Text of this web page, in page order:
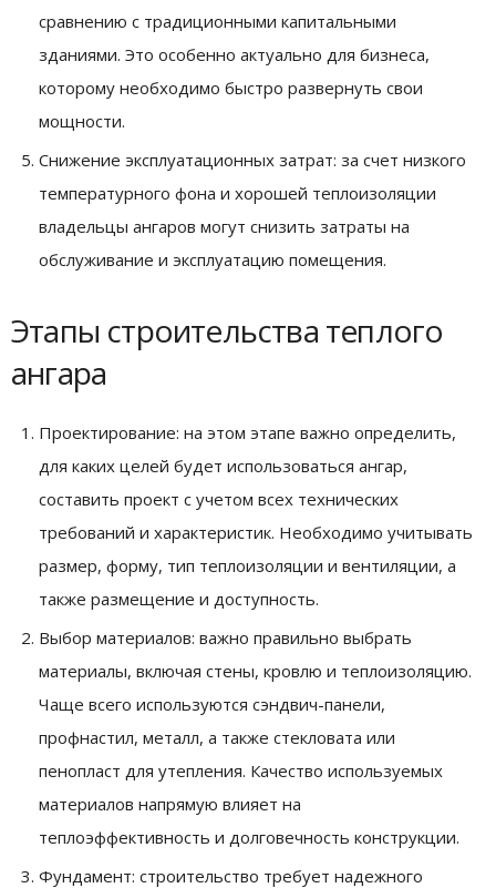
сравнению с традиционными капитальными
зданиями. Это особенно актуально для бизнеса,
которому необходимо быстро развернуть свои
мощности.
Снижение эксплуатационных затрат: за счет низкого
температурного фона и хорошей теплоизоляции
владельцы ангаров могут снизить затраты на
обслуживание и эксплуатацию помещения.
Этапы строительства теплого
ангара
Проектирование: на этом этапе важно определить,
для каких целей будет использоваться ангар,
составить проект с учетом всех технических
требований и характеристик. Необходимо учитывать
размер, форму, тип теплоизоляции и вентиляции, а
также размещение и доступность.
Выбор материалов: важно правильно выбрать
материалы, включая стены, кровлю и теплоизоляцию.
Чаще всего используются сэндвич-панели,
профнастил, металл, а также стекловата или
пенопласт для утепления. Качество используемых
материалов напрямую влияет на
теплоэффективность и долговечность конструкции.
Фундамент: строительство требует надежного